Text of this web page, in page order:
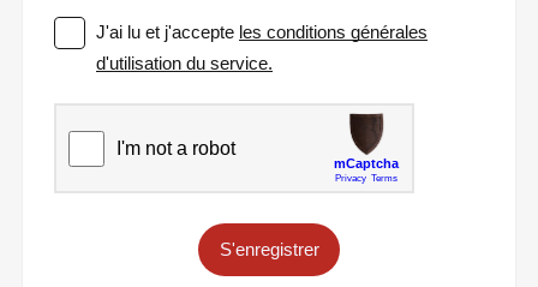
J'ai lu et j'accepte les conditions générales
d'utilisation du service.
S'enregistrer